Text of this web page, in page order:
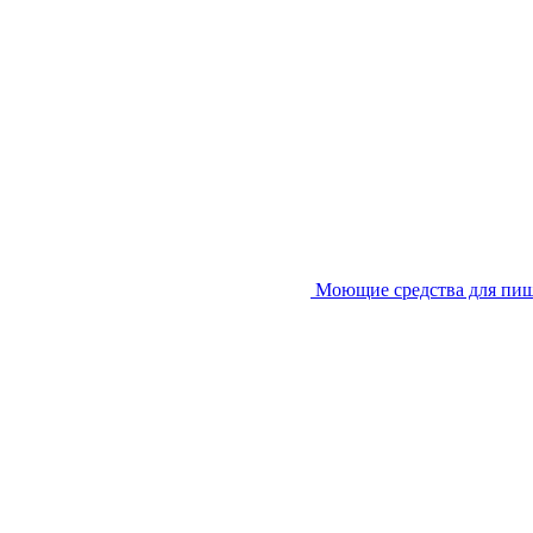
Моющие средства для